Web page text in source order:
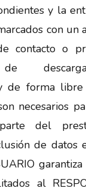
y la
con un
contacto o
de forma libre
necesarios
del
de datos
al